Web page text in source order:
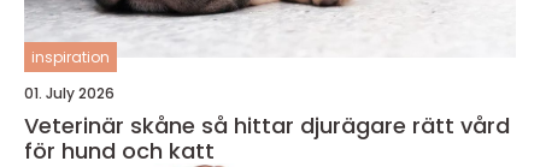
inspiration
01. July 2026
Veterinär skåne så hittar djurägare rätt vård
för hund och katt